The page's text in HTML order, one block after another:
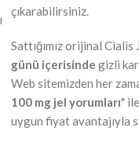
çıkarabilirsiniz.
Sattığımız orijinal
günü içerisinde gizli
Web sitemizden her
100 mg jel yorumları"
uygun fiyat avantajıyla